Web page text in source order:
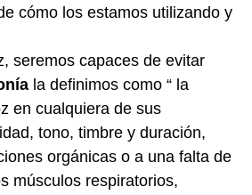
cómo los estamos utilizando y
seremos capaces de evitar
la definimos como “ la
en cualquiera de sus
tono, timbre y duración,
orgánicas o a una falta de
músculos respiratorios,